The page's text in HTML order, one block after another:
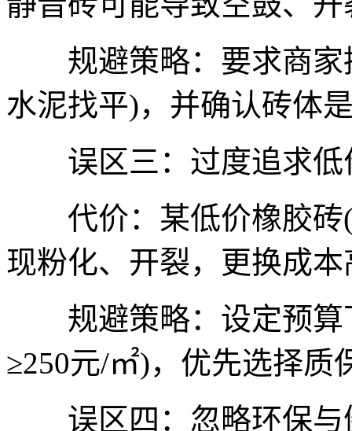
规避策略：要求商家
水泥找平)，并确认砖体
误区三：过度追求低
代价：某低价橡胶砖(
现粉化、开裂，更换成
规避策略：设定预算
≥250元/㎡)，优先选择质
误区四：忽略环保与